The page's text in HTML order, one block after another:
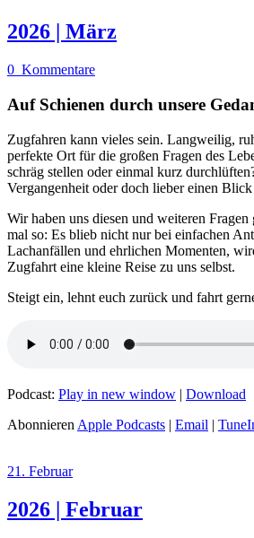
2026 | März
0 Kommentare
Auf Schienen durch unsere
Zugfahren kann vieles sein. Langweilig,
perfekte Ort für die großen Fragen des
schräg stellen oder einmal kurz
Vergangenheit oder doch lieber einen
Wir haben uns diesen und weiteren
mal so: Es blieb nicht nur bei einfachen
Lachanfällen und ehrlichen Momenten,
Zugfahrt eine kleine Reise zu uns selbst.
Steigt ein, lehnt euch zurück und fahrt
Podcast: Play in new window | Download
Abonnieren Apple Podcasts | Email |
21. Februar
2026 | Februar